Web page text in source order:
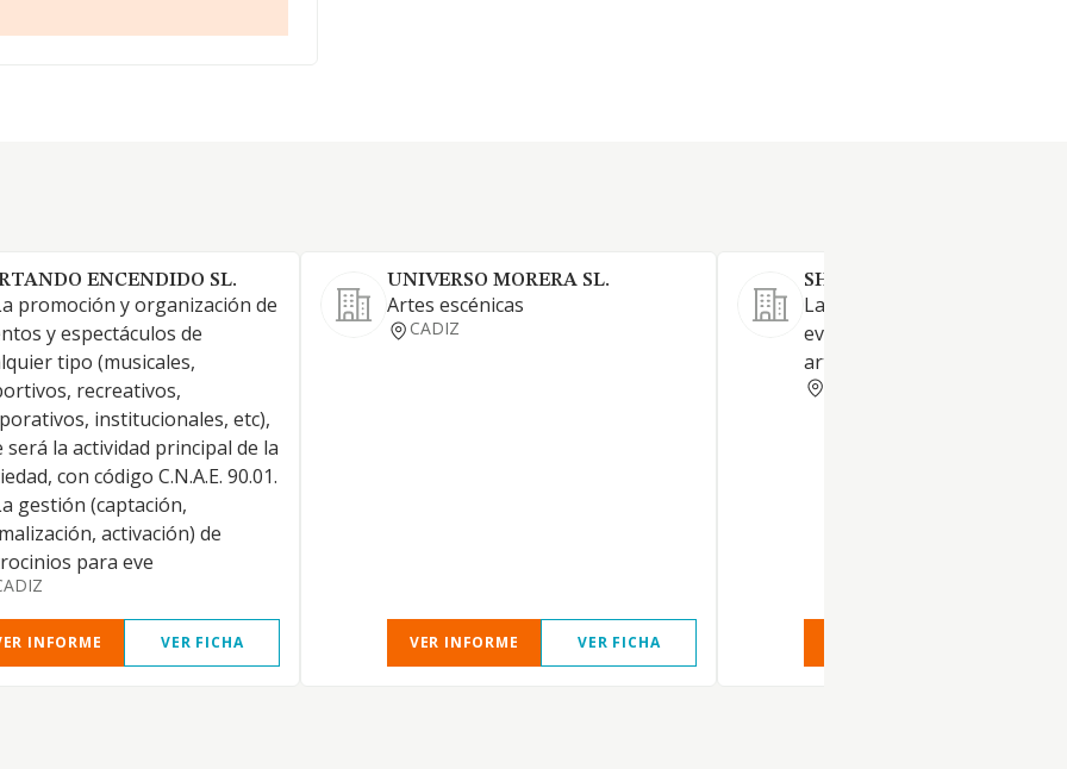
ENCENDIDO SL.
promoción y organización de
y espectáculos de
tipo (musicales,
recreativos,
institucionales, etc),
será la actividad principal de la
con código C.N.A.E. 90.01.
gestión (captación,
activación) de
para eve
INFORME VER FICHA
UNIVERSO MORERA SL.
Artes escénicas
CADIZ
VER INFORME VER FICHA
SHERRY MAGIC CLUB SL.
La organización de todo tipo
eventos, musicales, de
artísticos